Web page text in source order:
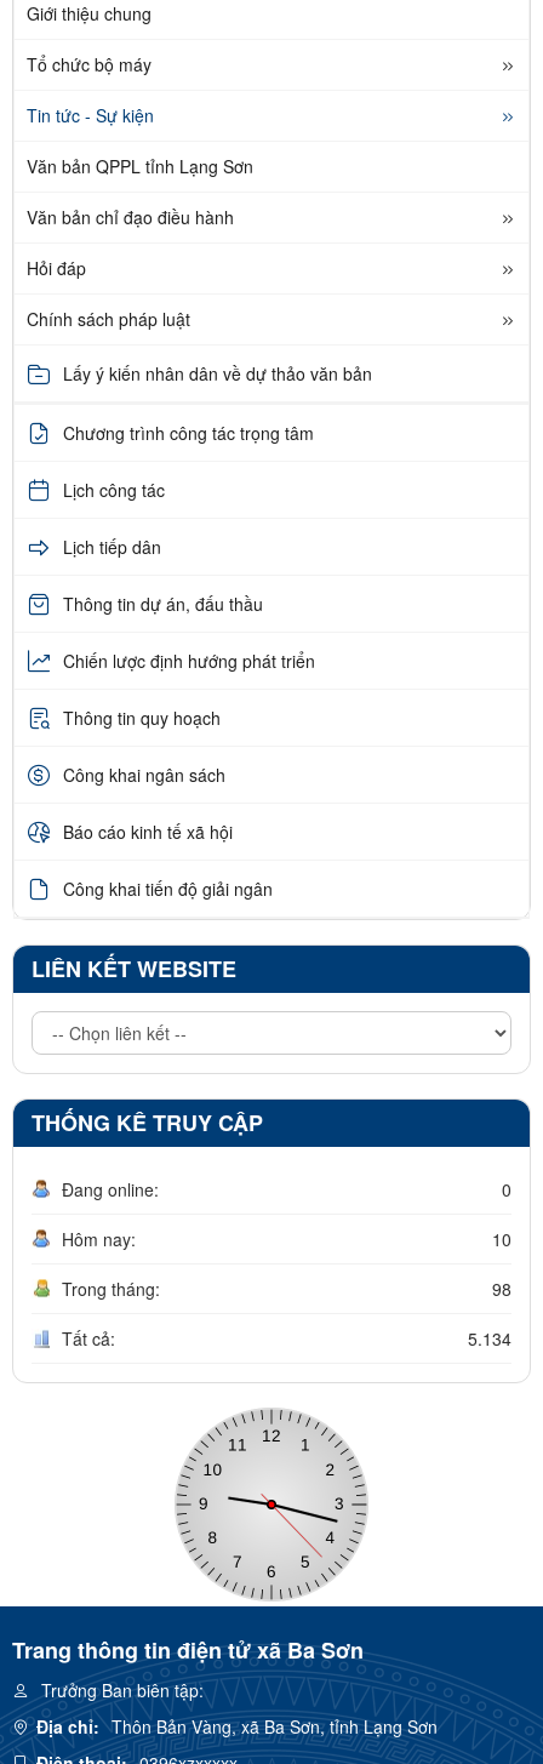
Giới thiệu chung
Tổ chức bộ máy
Tin tức - Sự kiện
Văn bản QPPL tỉnh Lạng Sơn
Văn bản chỉ đạo điều hành
Hỏi đáp
Chính sách pháp luật
Lấy ý kiến nhân dân về dự thảo văn bản
Chương trình công tác trọng tâm
Lịch công tác
Lịch tiếp dân
Thông tin dự án, đấu thầu
Chiến lược định hướng phát triển
Thông tin quy hoạch
Công khai ngân sách
Báo cáo kinh tế xã hội
Công khai tiến độ giải ngân
LIÊN KẾT WEBSITE
THỐNG KÊ TRUY CẬP
Đang online: 0
Hôm nay: 10
Trong tháng: 98
Tất cả: 5.134
Trang thông tin điện tử xã Ba Sơn
Trưởng Ban biên tập:
Địa chỉ: Thôn Bản Vàng, xã Ba Sơn, tỉnh Lạng Sơn